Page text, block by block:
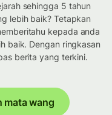
sehingga 5 tahun
lebih baik? Tetapkan
kepada anda
baik. Dengan ringkasan
berita yang terkini.
mata wang